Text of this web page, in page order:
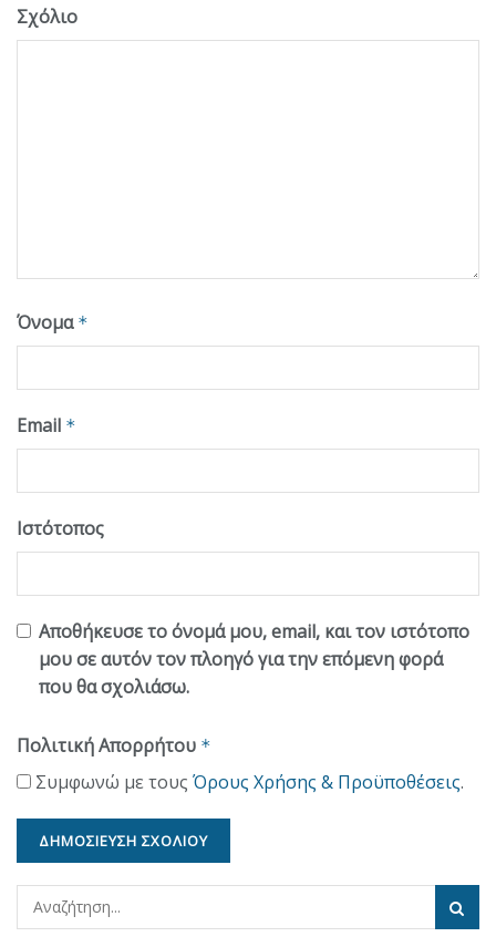
Σχόλιο
Όνομα *
Email *
Ιστότοπος
Αποθήκευσε το όνομά μου, email, και τον ιστότοπο
μου σε αυτόν τον πλοηγό για την επόμενη φορά
που θα σχολιάσω.
Πολιτική Απορρήτου *
Συμφωνώ με τους Όρους Χρήσης & Προϋποθέσεις.